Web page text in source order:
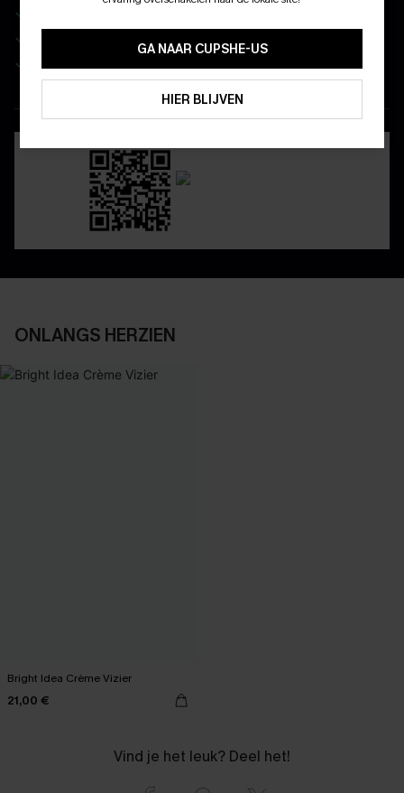
DOWNLOAD DE CUPSHE-APP
ONLANGS HERZIEN
Bright Idea Crème Vizier
21,00 €
Vind je het leuk? Deel het!
GA NAAR CUPSHE-US
HIER BLIJVEN
15% KORTING OP 2ST+
ABONNEREN